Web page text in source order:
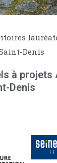
Denis
à projets
Denis